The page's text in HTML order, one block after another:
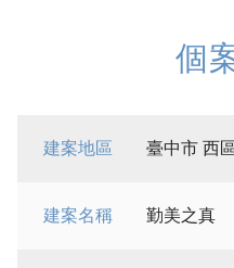
個
建案地區 臺中市 西
建案名稱 勤美之真